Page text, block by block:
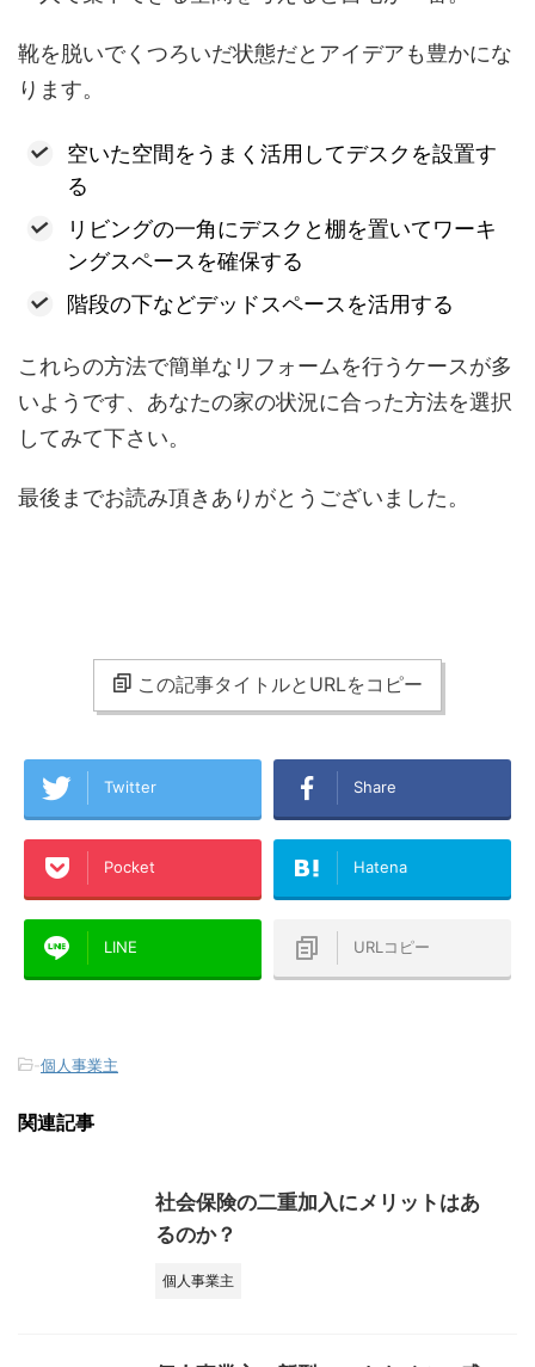
靴を脱いでくつろいだ状態だとアイデアも豊かにな
ります。
空いた空間をうまく活用してデスクを設置す
る
リビングの一角にデスクと棚を置いてワーキ
ングスペースを確保する
階段の下などデッドスペースを活用する
これらの方法で簡単なリフォームを行うケースが多
いようです、あなたの家の状況に合った方法を選択
してみて下さい。
最後までお読み頂きありがとうございました。
この記事タイトルとURLをコピー
Twitter Share
Pocket Hatena
LINE URLコピー
-個人事業主
関連記事
社会保険の二重加入にメリットはあ
るのか？
個人事業主